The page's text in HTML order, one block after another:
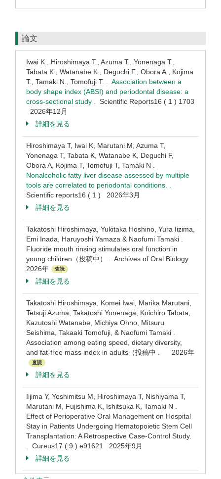
論文
Iwai K., Hiroshimaya T., Azuma T., Yonenaga T.,
Tabata K., Watanabe K., Deguchi F., Obora A., Kojima
T., Tamaki N., Tomofuji T. . Association between a
body shape index (ABSI) and periodontal disease: a
cross-sectional study . Scientific Reports16 ( 1 ) 1703
2026年12月
詳細を見る
Hiroshimaya T, Iwai K, Marutani M, Azuma T,
Yonenaga T, Tabata K, Watanabe K, Deguchi F,
Obora A, Kojima T, Tomofuji T, Tamaki N .
Nonalcoholic fatty liver disease assessed by multiple
tools are correlated to periodontal conditions. .
Scientific reports16 ( 1 ) 2026年3月
詳細を見る
Takatoshi Hiroshimaya, Yukitaka Hoshino, Yura Iizima,
Emi Inada, Haruyoshi Yamaza & Naofumi Tamaki .
Fluoride mouth rinsing stimulates oral function in
young children（投稿中） . Archives of Oral Biology
2026年
査読
詳細を見る
Takatoshi Hiroshimaya, Komei Iwai, Marika Marutani,
Tetsuji Azuma, Takatoshi Yonenaga, Koichiro Tabata,
Kazutoshi Watanabe, Michiya Ohno, Mitsuru
Seishima, Takaaki Tomofuji, & Naofumi Tamaki .
Association among eating speed, dietary diversity,
and fat-free mass index in adults（投稿中 . 2026年
査読
詳細を見る
Iijima Y, Yoshimitsu M, Hiroshimaya T, Nishiyama T,
Marutani M, Fujishima K, Ishitsuka K, Tamaki N .
Effect of Perioperative Oral Management on Hospital
Stay in Patients Undergoing Hematopoietic Stem Cell
Transplantation: A Retrospective Case-Control Study.
. Cureus17 ( 9 ) e91621 2025年9月
詳細を見る